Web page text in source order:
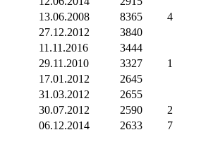
13.06.2008 8365
4
27.12.2012
3840
11.11.2016
3444
29.11.2010 3327
1
17.01.2012
2645
31.03.2012
2655
30.07.2012 2590
2
06.12.2014 2633 7